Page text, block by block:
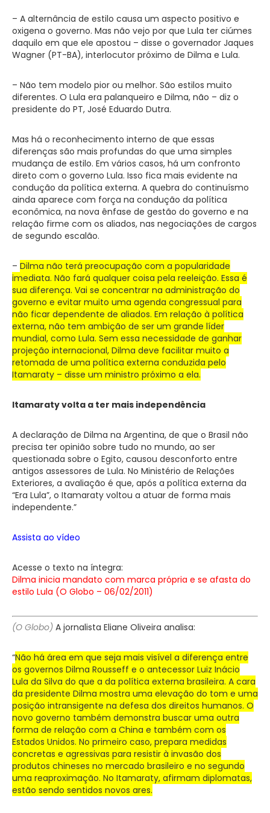
– A alternância de estilo causa um aspecto positivo e
oxigena o governo. Mas não vejo por que Lula ter ciúmes
daquilo em que ele apostou – disse o governador Jaques
Wagner (PT-BA), interlocutor próximo de Dilma e Lula.
– Não tem modelo pior ou melhor. São estilos muito
diferentes. O Lula era palanqueiro e Dilma, não – diz o
presidente do PT, José Eduardo Dutra.
Mas há o reconhecimento interno de que essas
diferenças são mais profundas do que uma simples
mudança de estilo. Em vários casos, há um confronto
direto com o governo Lula. Isso fica mais evidente na
condução da política externa. A quebra do continuísmo
ainda aparece com força na condução da política
econômica, na nova ênfase de gestão do governo e na
relação firme com os aliados, nas negociações de cargos
de segundo escalão.
– Dilma não terá preocupação com a popularidade
imediata. Não fará qualquer coisa pela reeleição. Essa é
sua diferença. Vai se concentrar na administração do
governo e evitar muito uma agenda congressual para
não ficar dependente de aliados. Em relação à política
externa, não tem ambição de ser um grande líder
mundial, como Lula. Sem essa necessidade de ganhar
projeção internacional, Dilma deve facilitar muito a
retomada de uma política externa conduzida pelo
Itamaraty – disse um ministro próximo a ela.
Itamaraty volta a ter mais independência
A declaração de Dilma na Argentina, de que o Brasil não
precisa ter opinião sobre tudo no mundo, ao ser
questionada sobre o Egito, causou desconforto entre
antigos assessores de Lula. No Ministério de Relações
Exteriores, a avaliação é que, após a política externa da
“Era Lula”, o Itamaraty voltou a atuar de forma mais
independente.”
Assista ao vídeo
Acesse o texto na íntegra:
Dilma inicia mandato com marca própria e se afasta do
estilo Lula (O Globo – 06/02/2011)
(O Globo) A jornalista Eliane Oliveira analisa:
“Não há área em que seja mais visível a diferença entre
os governos Dilma Rousseff e o antecessor Luiz Inácio
Lula da Silva do que a da política externa brasileira. A cara
da presidente Dilma mostra uma elevação do tom e uma
posição intransigente na defesa dos direitos humanos. O
novo governo também demonstra buscar uma outra
forma de relação com a China e também com os
Estados Unidos. No primeiro caso, prepara medidas
concretas e agressivas para resistir à invasão dos
produtos chineses no mercado brasileiro e no segundo
uma reaproximação. No Itamaraty, afirmam diplomatas,
estão sendo sentidos novos ares.